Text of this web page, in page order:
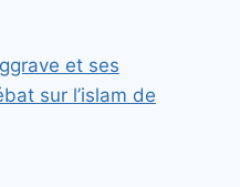
et ses
sur l’islam de